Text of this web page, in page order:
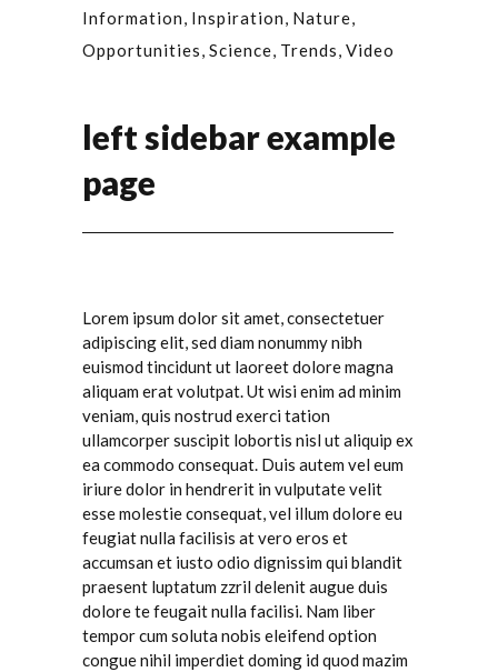
Information Inspiration Nature
Opportunities Science Trends Video
left sidebar example
page
Lorem ipsum dolor sit amet, consectetuer
adipiscing elit, sed diam nonummy nibh
euismod tincidunt ut laoreet dolore magna
aliquam erat volutpat. Ut wisi enim ad minim
veniam, quis nostrud exerci tation
ullamcorper suscipit lobortis nisl ut aliquip ex
ea commodo consequat. Duis autem vel eum
iriure dolor in hendrerit in vulputate velit
esse molestie consequat, vel illum dolore eu
feugiat nulla facilisis at vero eros et
accumsan et iusto odio dignissim qui blandit
praesent luptatum zzril delenit augue duis
dolore te feugait nulla facilisi. Nam liber
tempor cum soluta nobis eleifend option
congue nihil imperdiet doming id quod mazim